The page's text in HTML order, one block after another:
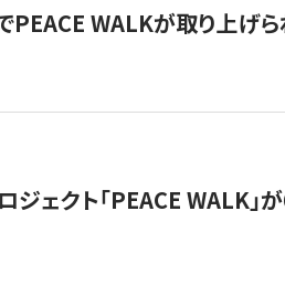
PEACE WALKが取り上げら
ェクト「PEACE WALK」